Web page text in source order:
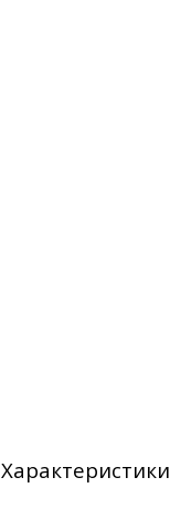
Характеристики